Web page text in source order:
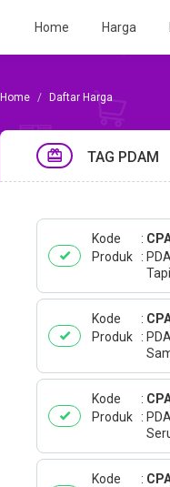
Home Harga
Daftar Harga
TAG PDAM
Kode
Produk
Kode
Produk
Kode
Produk
Kode